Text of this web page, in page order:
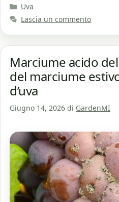
Categorie
Uva
Lascia un commento
Marciume acido
del marciume
d’uva
Giugno 14, 2026 di GardenMI